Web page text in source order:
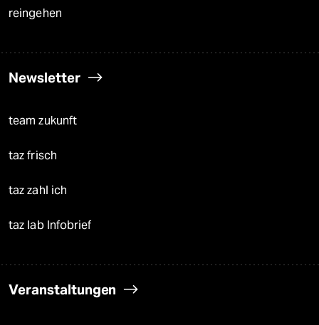
reingehen
Newsletter
team zukunft
taz frisch
taz zahl ich
taz lab Infobrief
Veranstaltungen